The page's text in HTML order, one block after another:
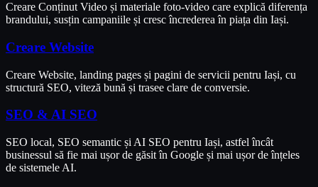
Creare Conținut Video și materiale foto-video care explică diferența
brandului, susțin campaniile și cresc încrederea în piața din Iași.
Creare Website
Creare Website, landing pages și pagini de servicii pentru Iași, cu
structură SEO, viteză bună și trasee clare de conversie.
SEO & AI SEO
SEO local, SEO semantic și AI SEO pentru Iași, astfel încât
businessul să fie mai ușor de găsit în Google și mai ușor de înțeles
de sistemele AI.